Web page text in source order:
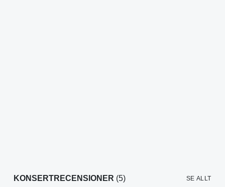
KONSERTRECENSIONER (5) SE ALLT